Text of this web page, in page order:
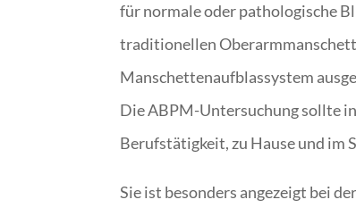
für normale oder pathologische
traditionellen
Manschettenaufblassystem
Die ABPM-Untersuchung sollte
Berufstätigkeit, zu Hause und im
Sie ist besonders angezeigt bei